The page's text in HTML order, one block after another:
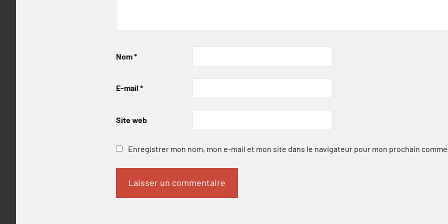
Nom*
E-mail *
Site web
Enregistrer mon nom, mon e-mail et mon site dans le navigateur pour mon prochain